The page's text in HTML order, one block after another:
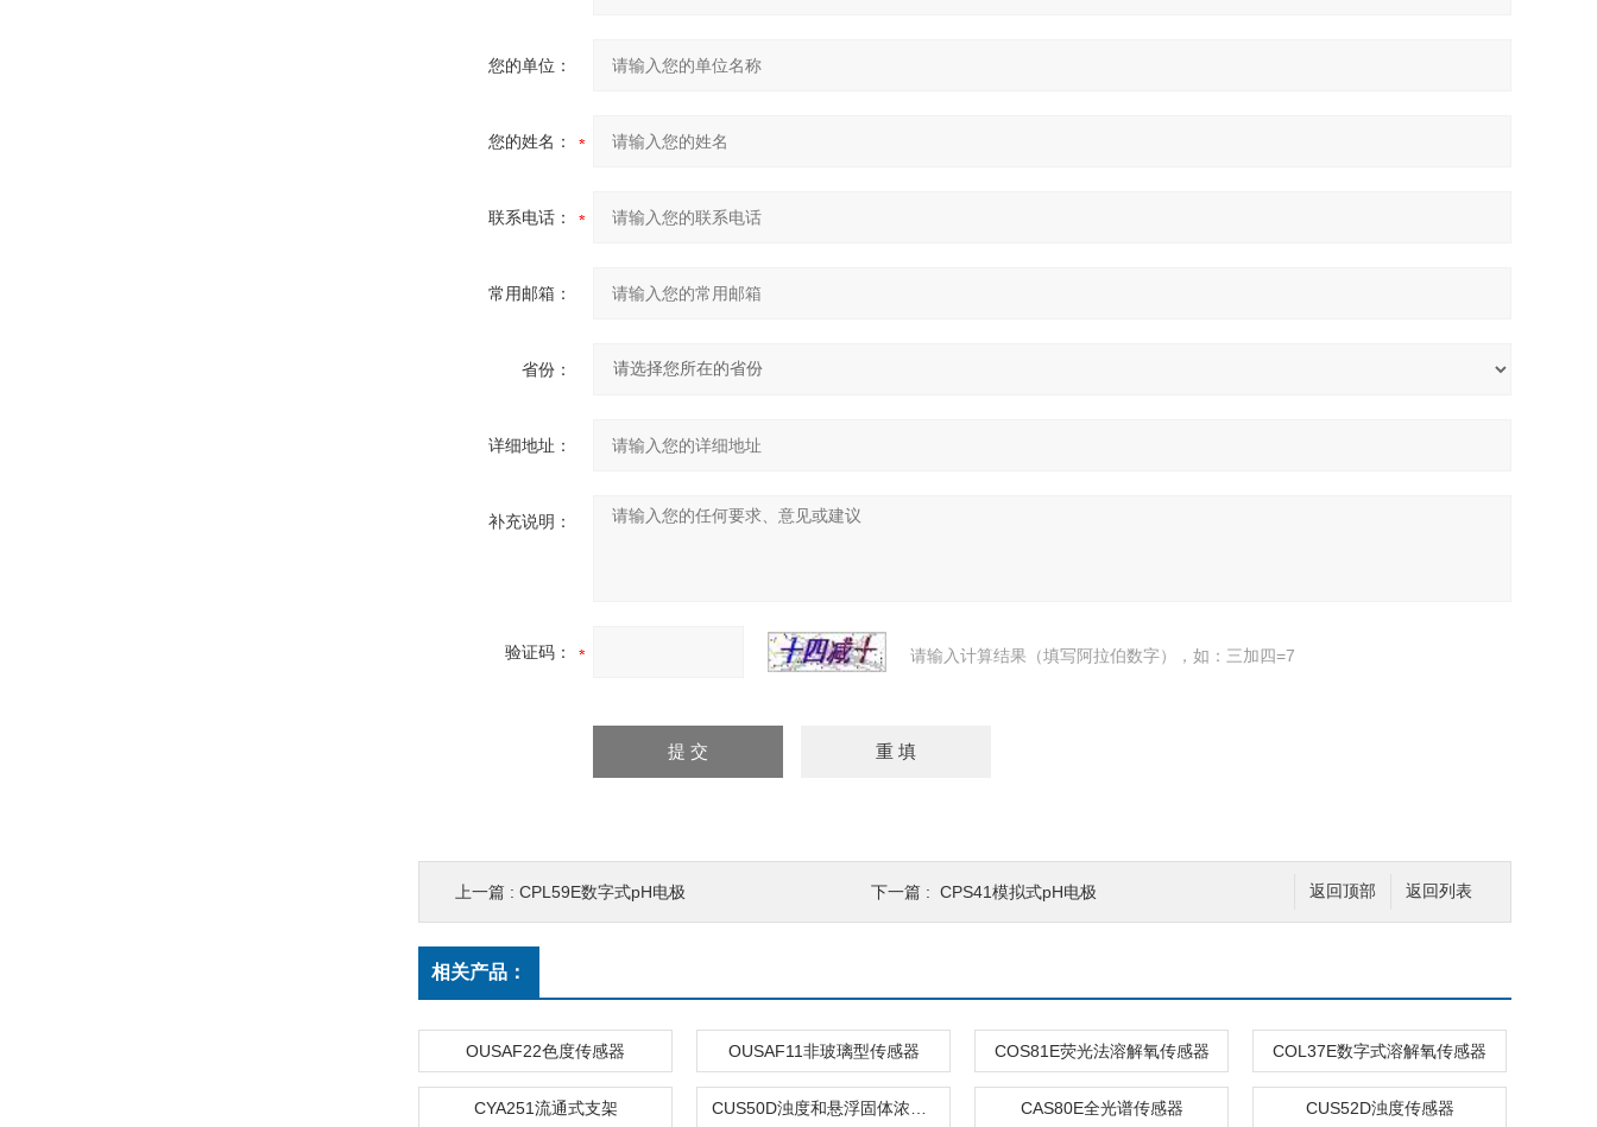
您的单位：
您的姓名：
联系电话：
常用邮箱：
省份：
详细地址：
补充说明：
验证码： 请输入计算结果（填写阿拉伯数字），如：三加四=7
返回列表
返回顶部
上一篇 : CPL59E数字式pH电极 下一篇 : CPS41模拟式pH电极
相关产品：
OUSAF22色度传感器 OUSAF11非玻璃型传感器 COS81E荧光法溶解氧传感器 COL37E数字式溶解氧传感器
CYA251流通式支架 CAS80E全光谱传感器 CUS52D浊度传感器